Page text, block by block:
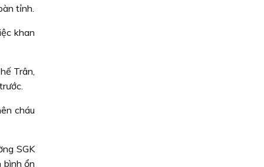
tỉnh.
khan
Trân,
cháu
SGK
bình ổn